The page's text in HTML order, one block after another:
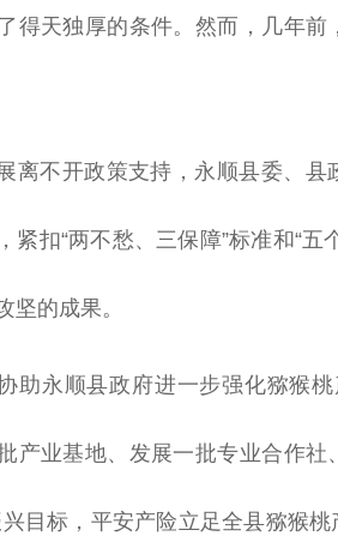
得天独厚的条件。然而，几年
离不开政策支持，永顺县委、县
紧扣“两不愁、三保障”标准和“
坚的成果。
助永顺县政府进一步强化猕猴
产业基地、发展一批专业合作
目标， 平安产险立足全县猕猴